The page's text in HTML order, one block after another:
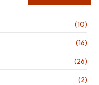
(10)
(16)
(26)
(2)